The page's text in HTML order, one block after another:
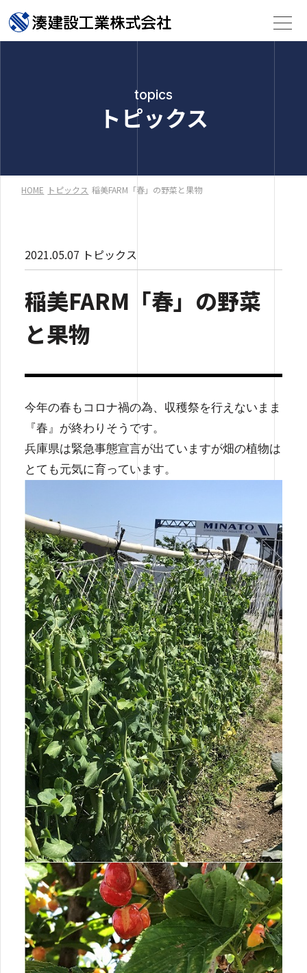
topics
トピックス
HOME トピックス 稲美FARM「春」の野菜と果物
2021.05.07 トピックス
稲美FARM「春」の野菜
と果物
今年の春もコロナ禍の為、収穫祭を行えないまま
『春』が終わりそうです。
兵庫県は緊急事態宣言が出ていますが畑の植物は
とても元気に育っています。